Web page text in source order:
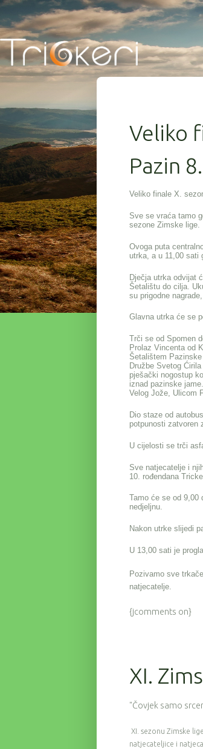
Veliko
Pazin
Veliko finale X.
Sve se vraća tamo
sezone Zimske lige.
Ovoga puta
utrka, a u 11,00 sati
Dječja utrka odvijat
Šetalištu do cilja.
su prigodne
Glavna utrka će se
Trči se od Spomen
Prolaz Vincenta od
Šetalištem
Družbe Svetog
pješački nogostup
iznad pazinske
Velog Jože, Ulicom
Dio staze od
potpunosti zatvoren
U cijelosti se trči
Sve natjecatelje i
10. rođendana
Tamo će se od 9,00
nedjeljnu.
Nakon utrke slijedi
U 13,00 sati je
Pozivamo sve
natjecatelje.
{jcomments on}
XI.
"Čovjek samo
XI. sezonu Zimske
natjecateljice i